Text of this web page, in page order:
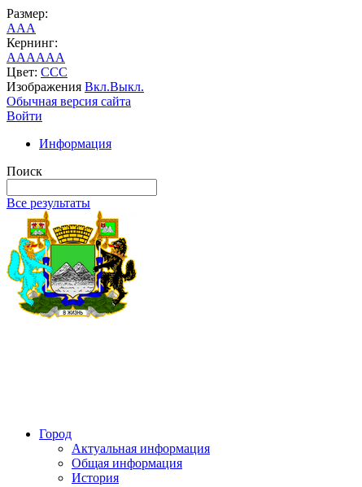
Размер:
AAA
Кернинг:
AAAAAA
Цвет: CCC
Изображения Вкл.Выкл.
Обычная версия сайта
Войти
Информация
Поиск
Все результаты
Город
Актуальная информация
Общая информация
История